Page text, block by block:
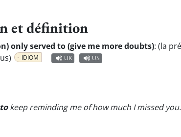
et définition
only served to (give me more doubts): (la
IDIOM UK US
keep reminding me of how much I missed you.